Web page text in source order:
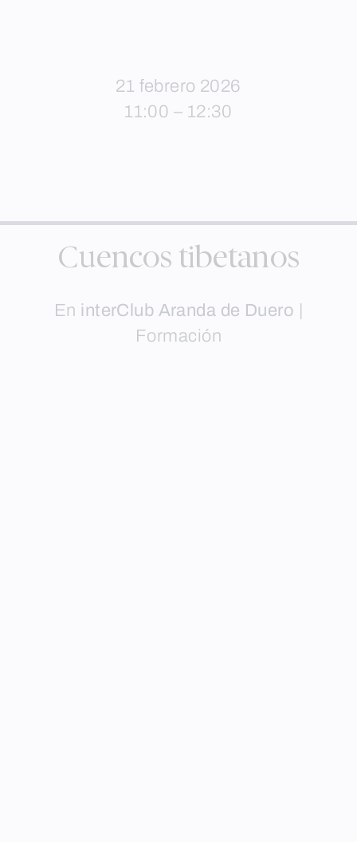
21 febrero 2026
11:00 – 12:30
Cuencos tibetanos
En interClub Aranda de Duero
Formación